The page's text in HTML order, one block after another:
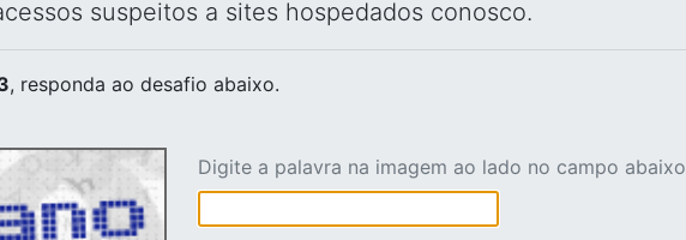
suspeitos a sites hospedados conosco.
, responda ao desafio abaixo.
Digite a palavra na imagem ao lado no campo abaixo